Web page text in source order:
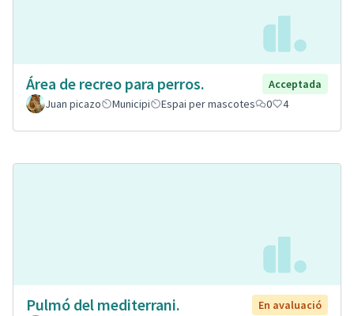
Área de recreo para perros.
Acceptada
Juan picazo
Municipi Espai per mascotes 0 4
Pulmó del mediterrani.
En avaluació